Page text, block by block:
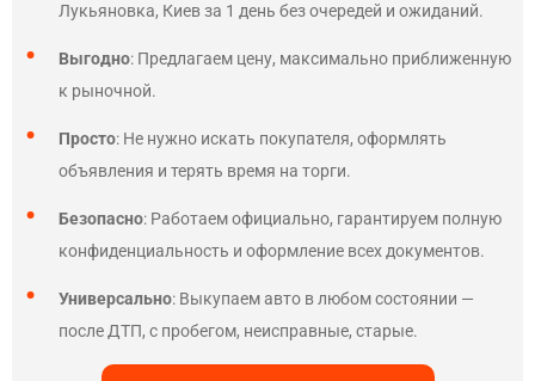
Лукьяновка, Киев за 1 день без очередей и ожиданий.
Выгодно: Предлагаем цену, максимально приближенную
к рыночной.
Просто: Не нужно искать покупателя, оформлять
объявления и терять время на торги.
Безопасно: Работаем официально, гарантируем полную
конфиденциальность и оформление всех документов.
Универсально: Выкупаем авто в любом состоянии —
после ДТП, с пробегом, неисправные, старые.